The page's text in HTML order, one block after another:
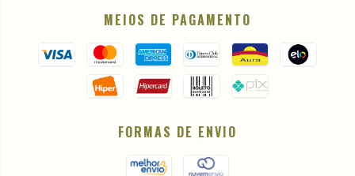
MEIOS DE PAGAMENTO
FORMAS DE ENVIO